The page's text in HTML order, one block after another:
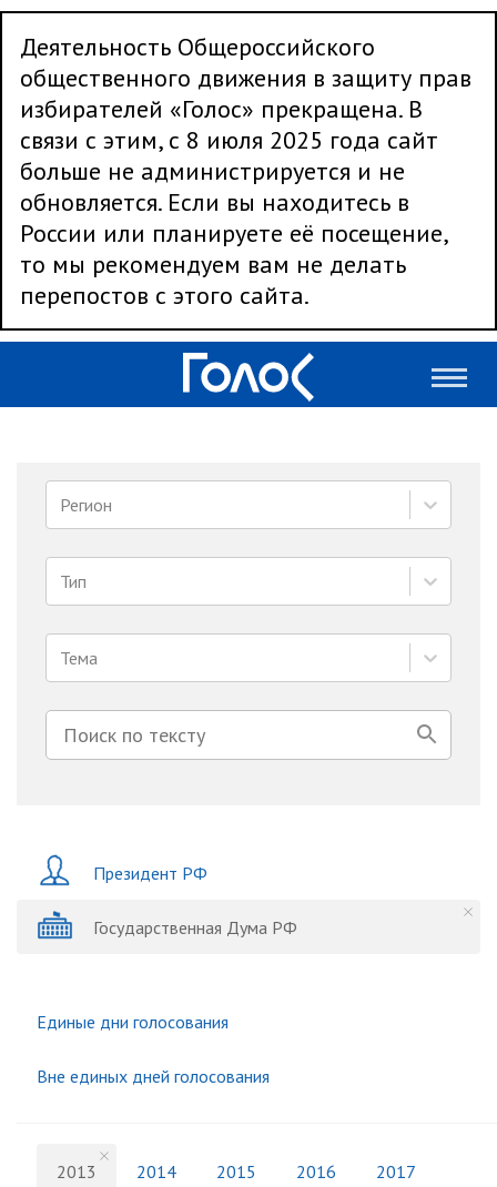
Деятельность Общероссийского
общественного движения в защиту прав
избирателей «Голос» прекращена. В
связи с этим, с 8 июля 2025 года сайт
больше не администрируется и не
обновляется. Если вы находитесь в
России или планируете её посещение,
то мы рекомендуем вам не делать
перепостов с этого сайта.
Регион
Тип
Тема
Президент РФ
Государственная Дума РФ
Единые дни голосования
Вне единых дней голосования
2013 2014 2015 2016 2017